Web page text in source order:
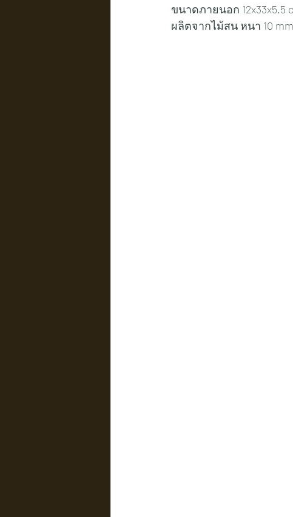
ขนาดภายนอก 12x33x5.5
ผลิตจากไม้สน หนา 10